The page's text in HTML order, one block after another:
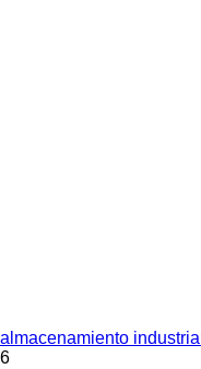
almacenamiento industrial
6